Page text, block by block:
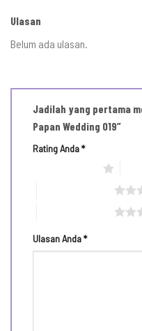
Ulasan
Belum ada ulasan.
Jadilah yang pertama
Papan Wedding 019”
Rating Anda*
Ulasan Anda*